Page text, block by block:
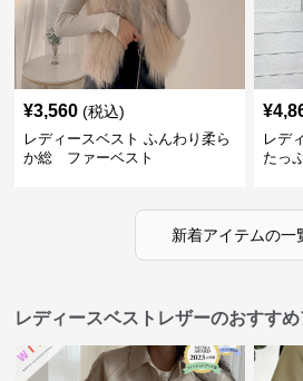
¥3,560 (税込)
レディースベスト ふんわり柔ら
か総 ファーベスト
¥
レデ
たっ
新着アイテムの一
レディースベストレザーのおすす